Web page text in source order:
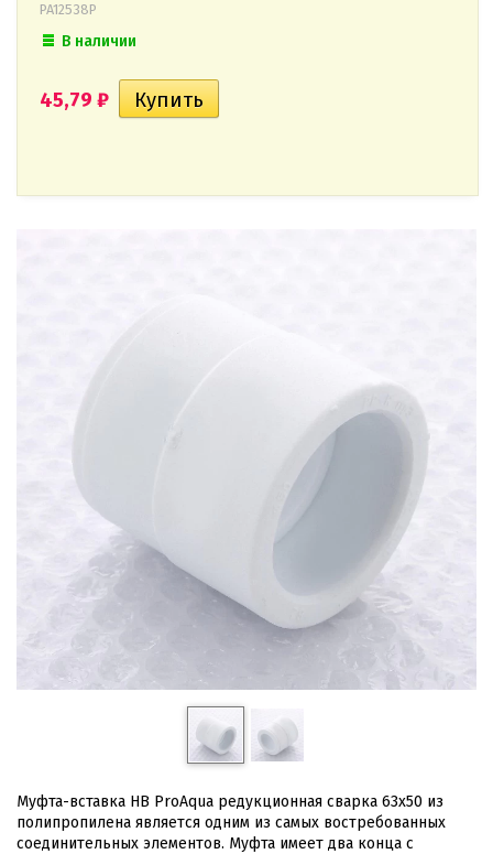
PA12538P
В наличии
45,79 ₽
Муфта-вставка HB ProAqua редукционная сварка 63х50 из
полипропилена является одним из самых востребованных
соединительных элементов. Муфта имеет два конца с